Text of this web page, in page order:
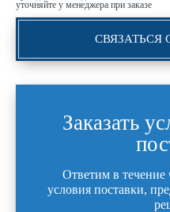
уточняйте у менеджера при заказе
СВЯЗАТЬСЯ
Заказать
Ответим в течение
условия поставки,